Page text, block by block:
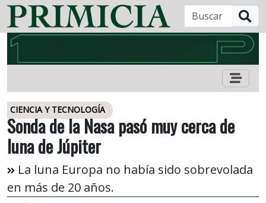
CIENCIA Y TECNOLOGÍA
Sonda de la Nasa pasó muy cerca de
luna de Júpiter
La luna Europa no había sido sobrevolada
en más de 20 años.